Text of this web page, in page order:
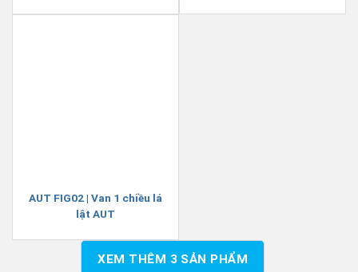
AUT FIG02 | Van 1 chiều lá
lật AUT
XEM THÊM 3SẢN PHẨM